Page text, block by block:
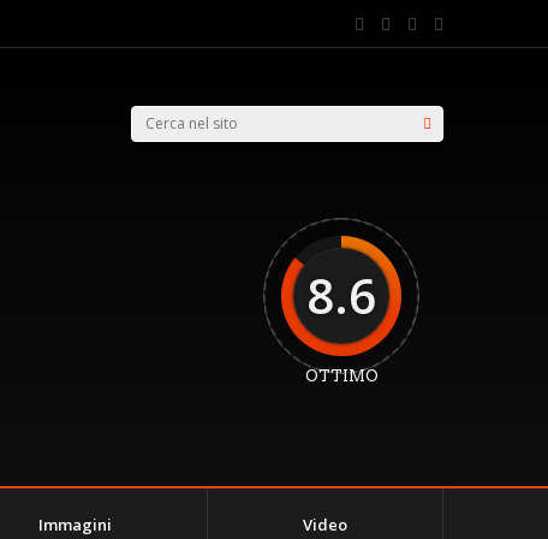
8.6
OTTIMO
Immagini Video